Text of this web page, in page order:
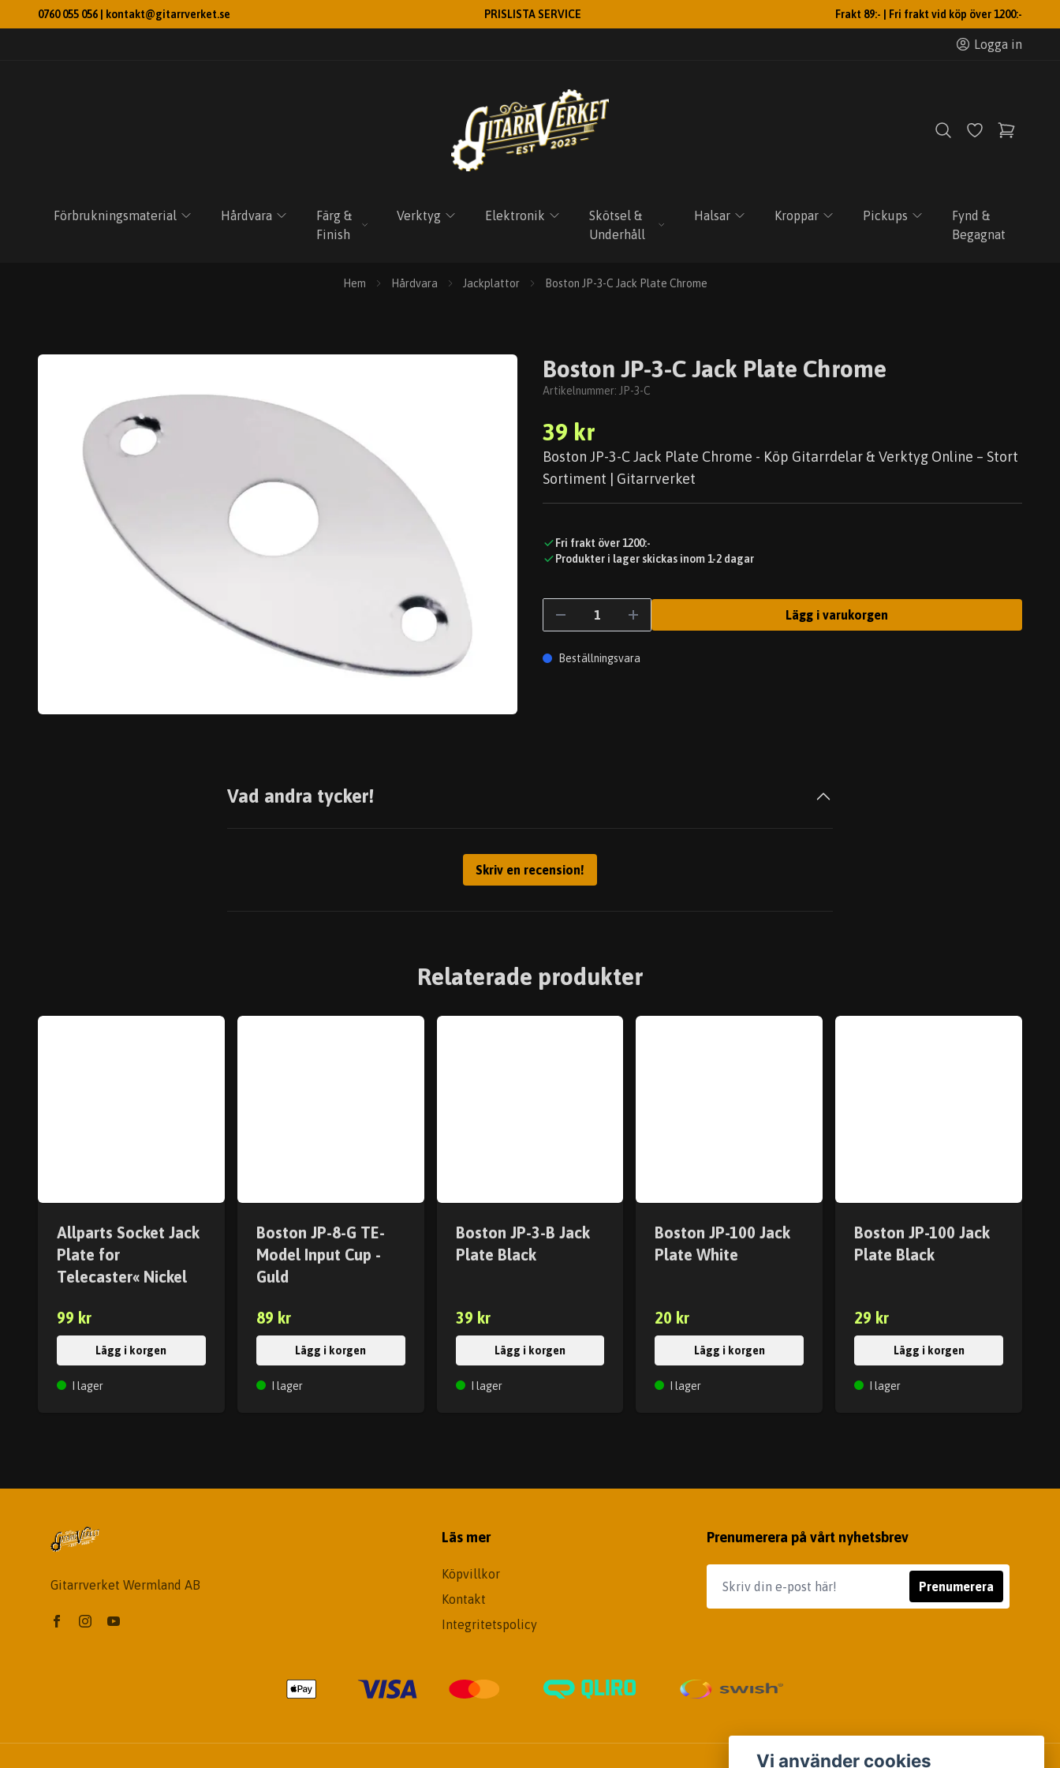
0760 055 056 | kontakt@gitarrverket.se PRISLISTA SERVICE Frakt 89:- | Fri frakt vid köp över 1200:-
Logga in
Förbrukningsmaterial Hårdvara
Färg &
Finish
Verktyg Elektronik
Skötsel &
Underhåll
Halsar Kroppar Pickups
Fynd &
Begagnat
Hem Hårdvara Jackplattor Boston JP-3-C Jack Plate Chrome
Boston JP-3-C Jack Plate Chrome
Artikelnummer: JP-3-C
39 kr
Boston JP-3-C Jack Plate Chrome - Köp Gitarrdelar & Verktyg Online – Stort
Sortiment | Gitarrverket
Fri frakt över 1200:-
Produkter i lager skickas inom 1-2 dagar
Lägg i varukorgen
Beställningsvara
Vad andra tycker!
Skriv en recension!
Relaterade produkter
Allparts Socket Jack
Plate for
Telecaster« Nickel
99 kr
Lägg i korgen
I lager
Boston JP-8-G TE-
Model Input Cup -
Guld
89 kr
Lägg i korgen
I lager
Boston JP-3-B Jack
Plate Black
39 kr
Lägg i korgen
I lager
Boston JP-100 Jack
Plate White
20 kr
Lägg i korgen
I lager
Boston JP-100 Jack
Plate Black
29 kr
Lägg i korgen
I lager
Gitarrverket Wermland AB
Läs mer
Köpvillkor
Kontakt
Integritetspolicy
Prenumerera på vårt nyhetsbrev
Prenumerera
Vi använder cookies